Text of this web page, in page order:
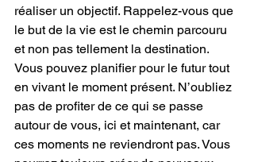
réaliser un objectif. Rappelez-vous que
le but de la vie est le chemin parcouru
et non pas tellement la destination.
Vous pouvez planifier pour le futur tout
en vivant le moment présent. N’oubliez
pas de profiter de ce qui se passe
autour de vous, ici et maintenant, car
ces moments ne reviendront pas. Vous